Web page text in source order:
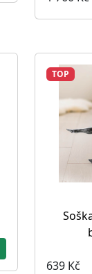
TOP
639 Kč